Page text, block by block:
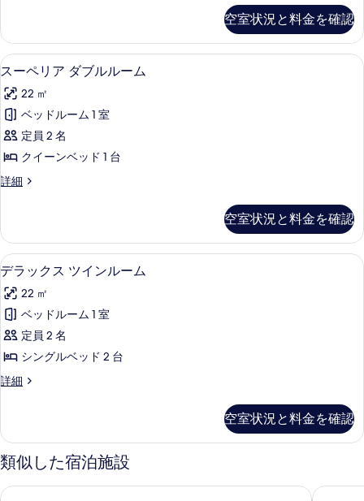
を
表
示
す
る
真
を
表
示
す
る
ル
ル
ー
ム
の
す
べ
て
真
を
表
示
す
る
ー
ド
ダ
ル
ル
ー
ム
の
細
空室状況と料金を確認
ス
ー
ペ
リ
ア
ブ
ル
ー
ム
の
す
べ
て
の
を
表
示
スーペリア ダブルルーム | エジプト
4
スーペリア ダブルルーム
22 ㎡
ベッドルーム 1 室
定員 2 名
クイーンベッド 1 台
詳細
ス
ア
ダ
ブ
ル
ー
ム
の
詳
空室状況と料金を確認
デ
ラ
ッ
ク
ス
イ
ル
ー
ム
の
デラックス ツインルーム | エジプト
6
デラックス ツインルーム
22 ㎡
ベッドルーム 1 室
定員 2 名
シングルベッド 2 台
詳細
デ
ス
ツ
イ
ル
空室状況と料金を確認
類似した宿泊施設
アスワン プラザ ホテル クレオ